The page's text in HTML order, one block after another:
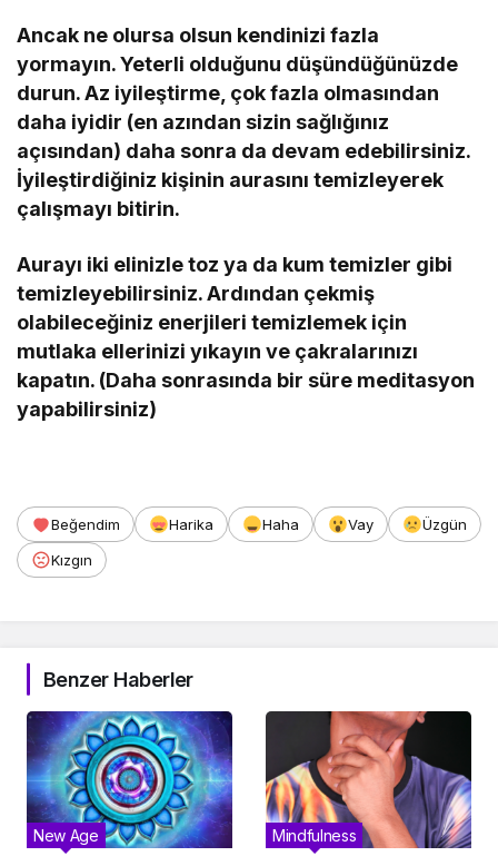
Ancak ne olursa olsun kendinizi fazla
yormayın. Yeterli olduğunu düşündüğünüzde
durun. Az iyileştirme, çok fazla olmasından
daha iyidir (en azından sizin sağlığınız
açısından) daha sonra da devam edebilirsiniz.
İyileştirdiğiniz kişinin aurasını temizleyerek
çalışmayı bitirin.
Aurayı iki elinizle toz ya da kum temizler gibi
temizleyebilirsiniz. Ardından çekmiş
olabileceğiniz enerjileri temizlemek için
mutlaka ellerinizi yıkayın ve çakralarınızı
kapatın. (Daha sonrasında bir süre meditasyon
yapabilirsiniz)
Beğendim Harika Haha Vay
Üzgün
Kızgın
Benzer Haberler
New Age Mindfulness